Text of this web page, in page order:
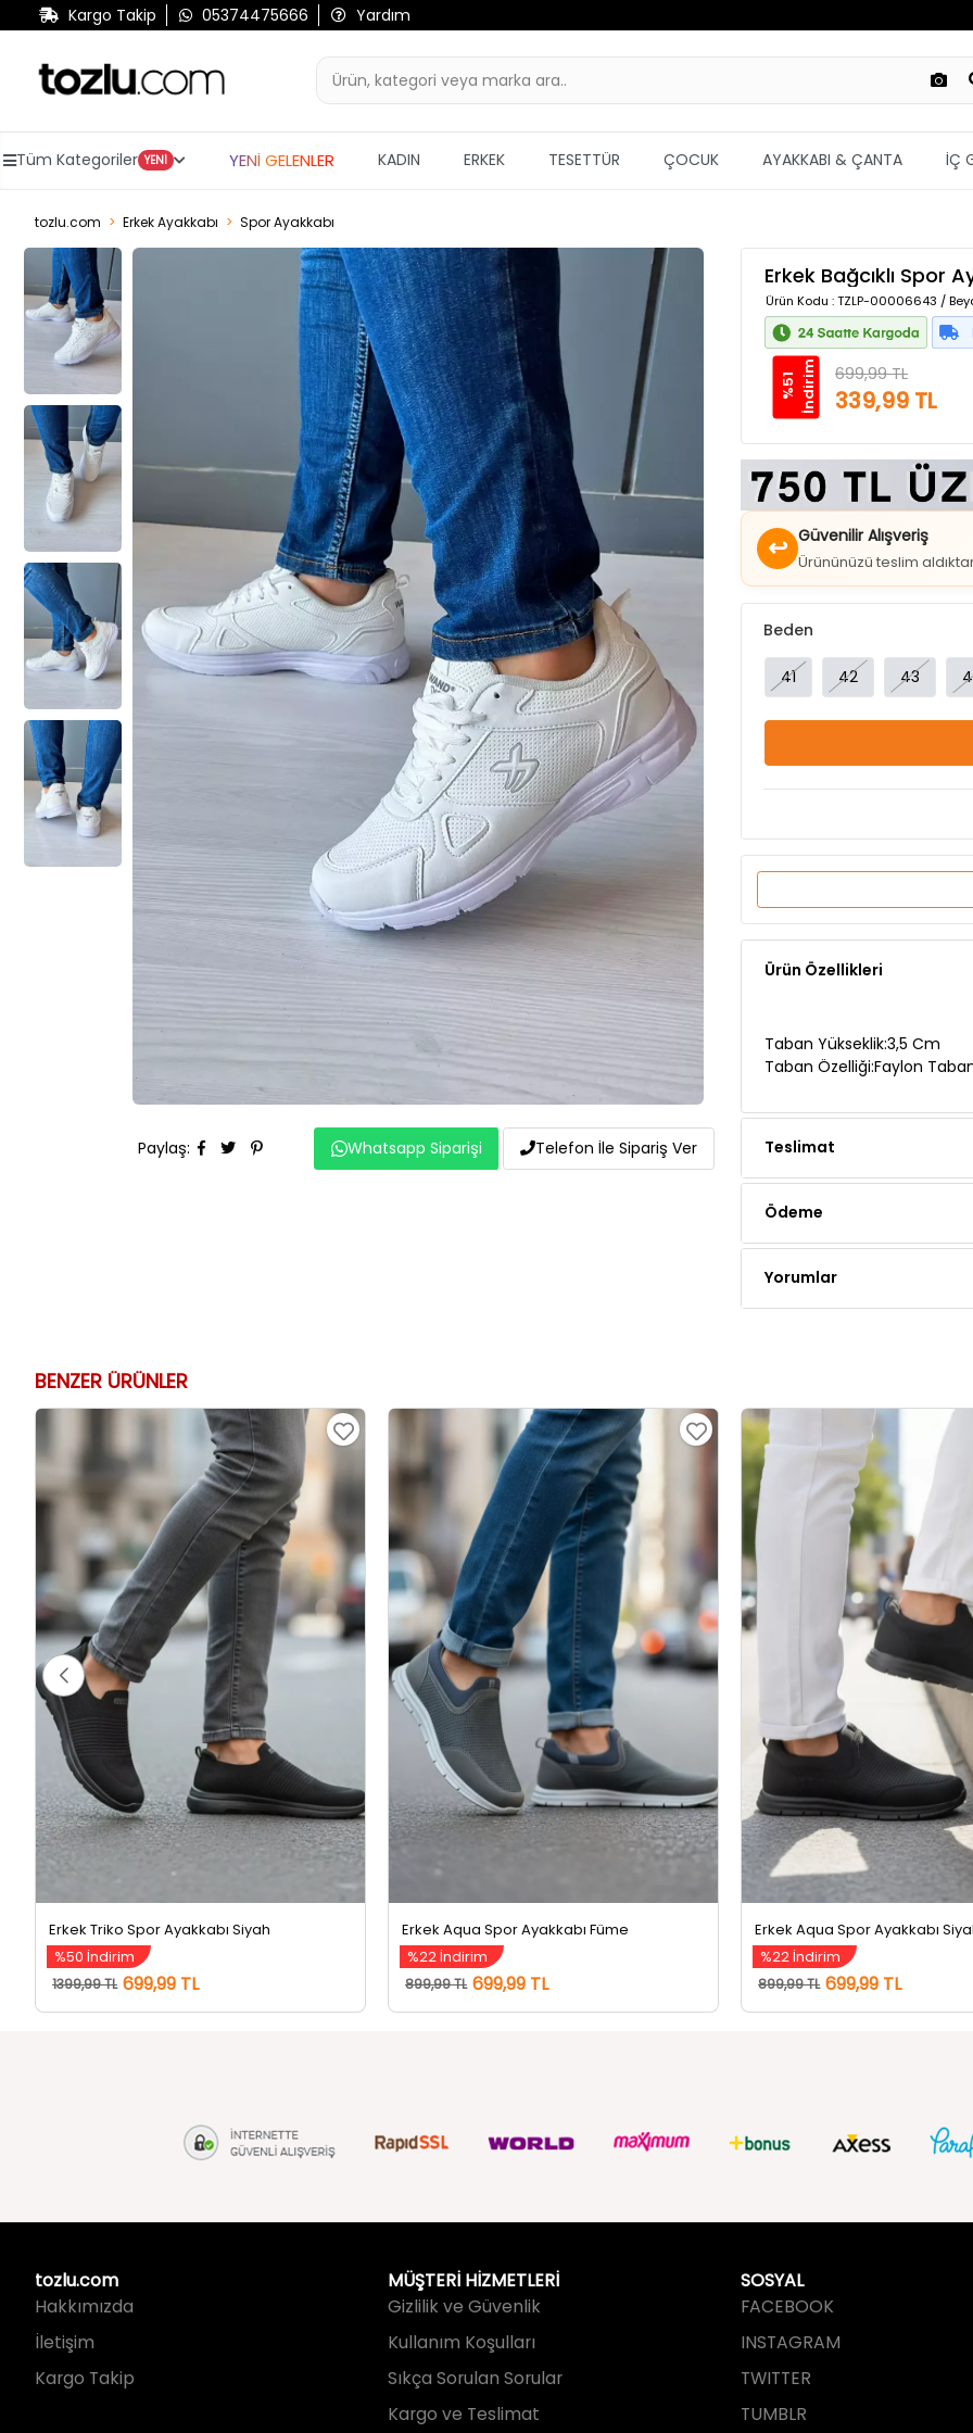
Kargo Takip 05374475666 Yardım
Tüm Kategoriler YENİ YENİ GELENLER KADIN ERKEK TESETTÜR ÇOCUK AYAKKABI & ÇANTA İÇ
tozlu.com Erkek Ayakkabı Spor Ayakkabı
Paylaş: Whatsapp Siparişi Telefon İle Sipariş Ver
Erkek Bağcıklı Spor
Ürün Kodu : TZLP-00006643 /
%
5
1
İ
n
d
i
r
i m 699,99 TL
339,99 TL
↩ Güvenilir Alışveriş
Ürününüzü teslim
41
Ürün Özellikleri
Erkek Triko Spor Ayakkabı Siyah
%50 İndirim
1399,99 TL 699,99 TL
Erkek Aqua Spor Ayakkabı Füme
%22 İndirim
899,99 TL 699,99 TL
Erkek Aqua Spor Ayakkabı
%22 İndirim
899,99 TL 699,99 TL
tozlu.com
İletişim
Kargo Takip
MÜŞTERİ HİZMETLERİ
Kullanım Koşulları
SOSYAL
INSTAGRAM